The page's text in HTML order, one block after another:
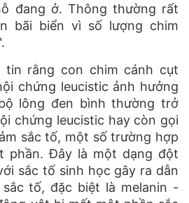
đang ở. Thông thường rất
bãi biển vì số lượng chim
tin rằng con chim cánh cụt
chứng leucistic ảnh hưởng
lông đen bình thường trở
chứng leucistic hay còn gọi
sắc tố, một số trường hợp
phần. Đây là một dạng đột
sắc tố sinh học gây ra dẫn
tố, đặc biệt là melanin -